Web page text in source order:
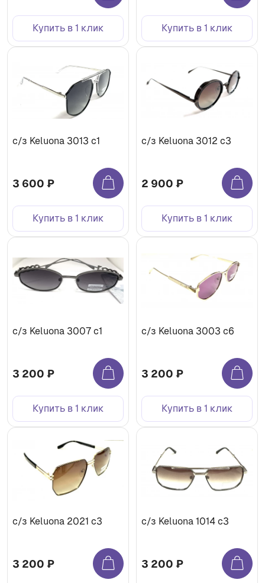
Купить в 1 клик Купить в 1 клик
с/з Keluona 3013 c1
3 600 ₽
Купить в 1 клик
с/з Keluona 3012 c3
2 900 ₽
Купить в 1 клик
с/з Keluona 3007 c1
3 200 ₽
Купить в 1 клик
с/з Keluona 3003 c6
3 200 ₽
Купить в 1 клик
с/з Keluona 2021 c3
3 200 ₽
с/з Keluona 1014 c3
3 200 ₽